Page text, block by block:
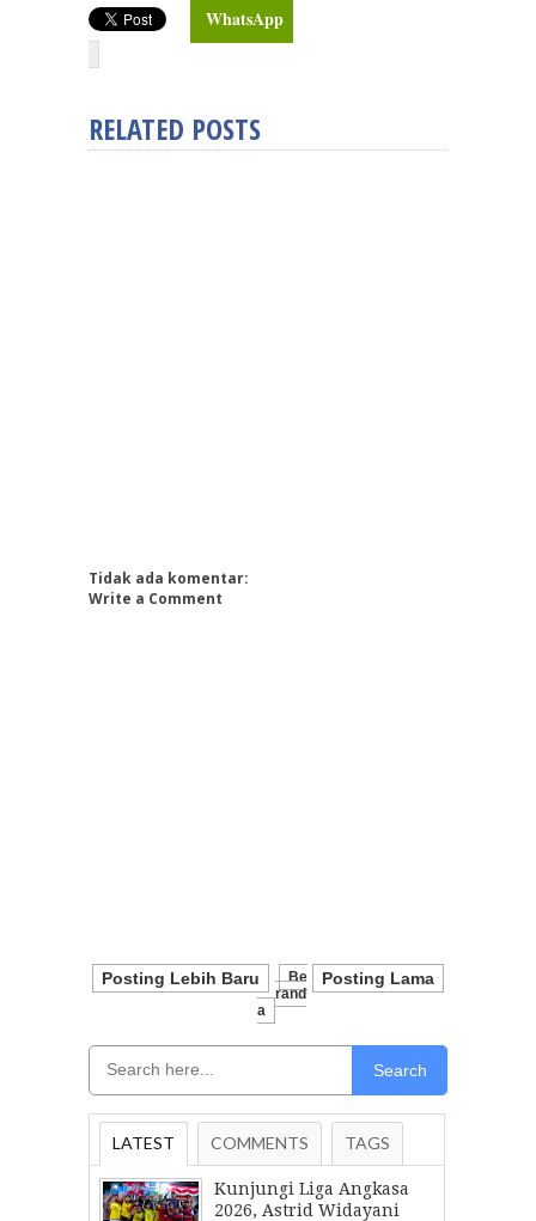
WhatsApp
RELATED POSTS
Tidak ada komentar:
Write a Comment
Posting Lebih Baru Posting Lama
Be
Rand
A
Search
LATEST COMMENTS TAGS
Kunjungi Liga Angkasa
2026, Astrid Widayani